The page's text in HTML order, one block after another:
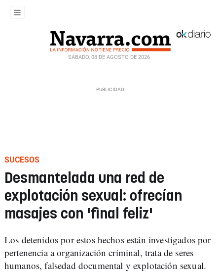
SÁBADO, 08 DE AGOSTO DE 2026
SUCESOS
Desmantelada una red de
explotación sexual: ofrecían
masajes con 'final feliz'
Los detenidos por estos hechos están investigados por
pertenencia a organización criminal, trata de seres
humanos, falsedad documental y explotación sexual.